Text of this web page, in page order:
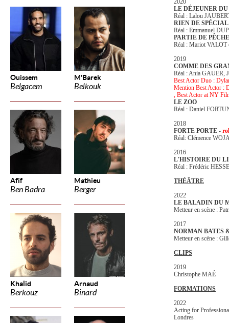
Ouissem
Belgacem
M'Barek
Belkouk
Afif
Ben Badra
Mathieu
Berger
Khalid
Berkouz
Arnaud
Binard
2020
LE DÉJEUNER
Réal : Lalou
RIEN DE SPÉCIAL
Réal : Emmanuel
PARTIE DE
Réal : Mariot
2019
COMME DES
Réal : Ania GAUER,
Best Actor Duo :
Mention Best Actor :
, Best Actor at NY
LE ZOO
Réal : Daniel
2018
FORTE PORTE -
Réal: Clémence
2016
L'HISTOIRE DU
Réal : Frédéric
THÉÂTRE
2022
LE BALADIN DU
Metteur en scène :
2017
NORMAN BATES
Metteur en scène :
CLIPS
2019
Christophe MAÉ
FORMATIONS
2022
Acting for
Londres